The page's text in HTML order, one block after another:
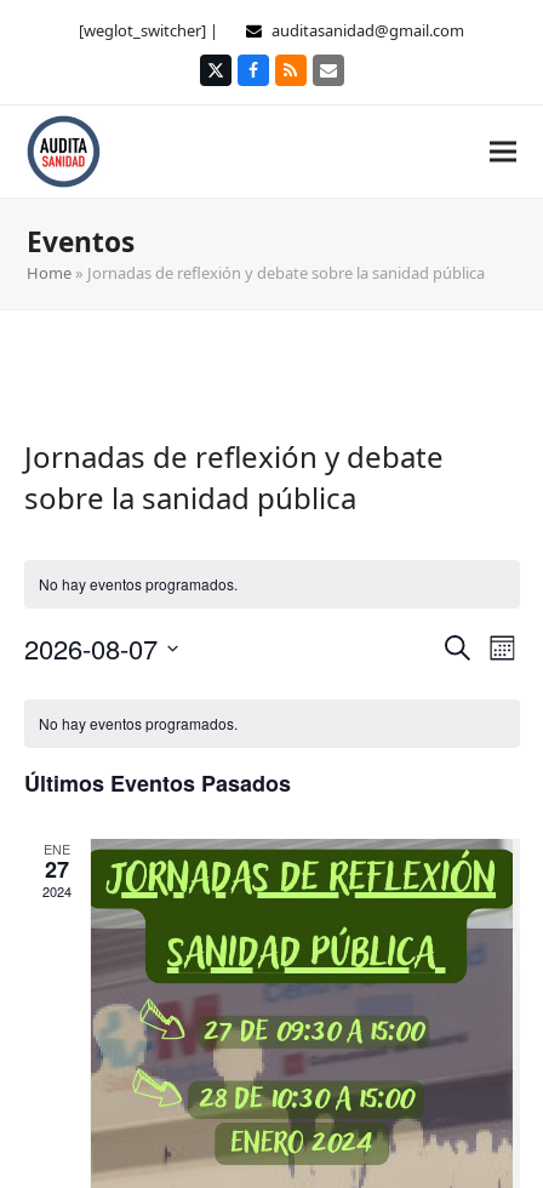
[weglot_switcher] | auditasanidad@gmail.com
TwitterFacebook
RSS Correo
Eventos
Home » Jornadas de reflexión y debate sobre la sanidad pública
Jornadas de reflexión y debate
sobre la sanidad pública
No hay eventos programados.
de
Eventos
Buscar
Mes
2026-08-07
fecha.
de
Eventos
No hay eventos programados.
Últimos Eventos Pasados
ENE
27
2024